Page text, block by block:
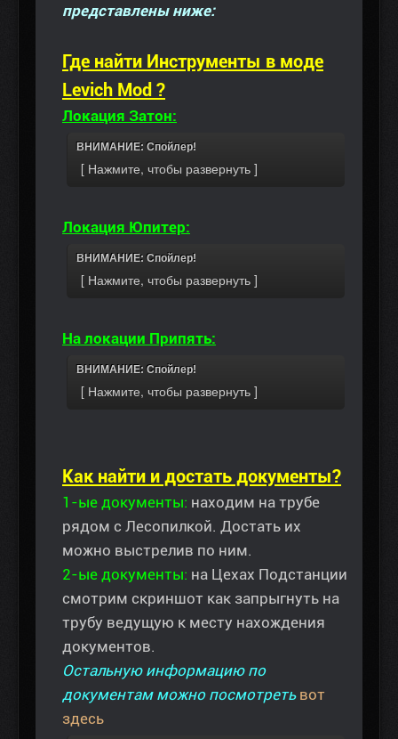
представлены ниже:
Где найти Инструменты в моде
Levich Mod ?
Локация Затон:
ВНИМАНИЕ: Спойлер!
Локация Юпитер:
ВНИМАНИЕ: Спойлер!
На локации Припять:
ВНИМАНИЕ: Спойлер!
Как найти и достать документы?
1-ые документы: находим на трубе
рядом с Лесопилкой. Достать их
можно выстрелив по ним.
2-ые документы: на Цехах Подстанции
смотрим скриншот как запрыгнуть на
трубу ведущую к месту нахождения
документов.
Остальную информацию по
документам можно посмотреть вот
здесь